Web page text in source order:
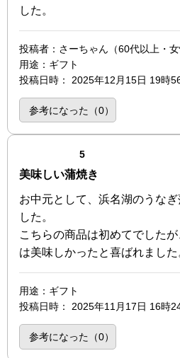
した。
投稿者 ：さーちゃん（60代以上・女
用途 ：ギフト
投稿日時 ： 2025年12月15日 19時
参考になった（0）
5点（5点満点中）
美味しい蒲焼き
お中元として、浜名湖のうな
した。
こちらの商品は初めてでした
は美味しかったと喜ばれました
用途 ：ギフト
投稿日時 ： 2025年11月17日 16時
参考になった（0）